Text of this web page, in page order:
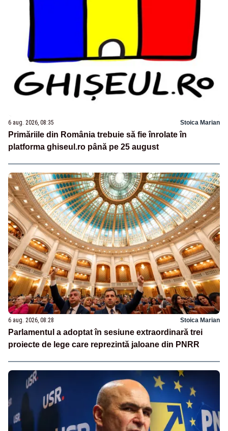
6 aug. 2026, 08:35 Stoica Marian
Primăriile din România trebuie să fie înrolate în
platforma ghiseul.ro până pe 25 august
6 aug. 2026, 08:28 Stoica Marian
Parlamentul a adoptat în sesiune extraordinară trei
proiecte de lege care reprezintă jaloane din PNRR